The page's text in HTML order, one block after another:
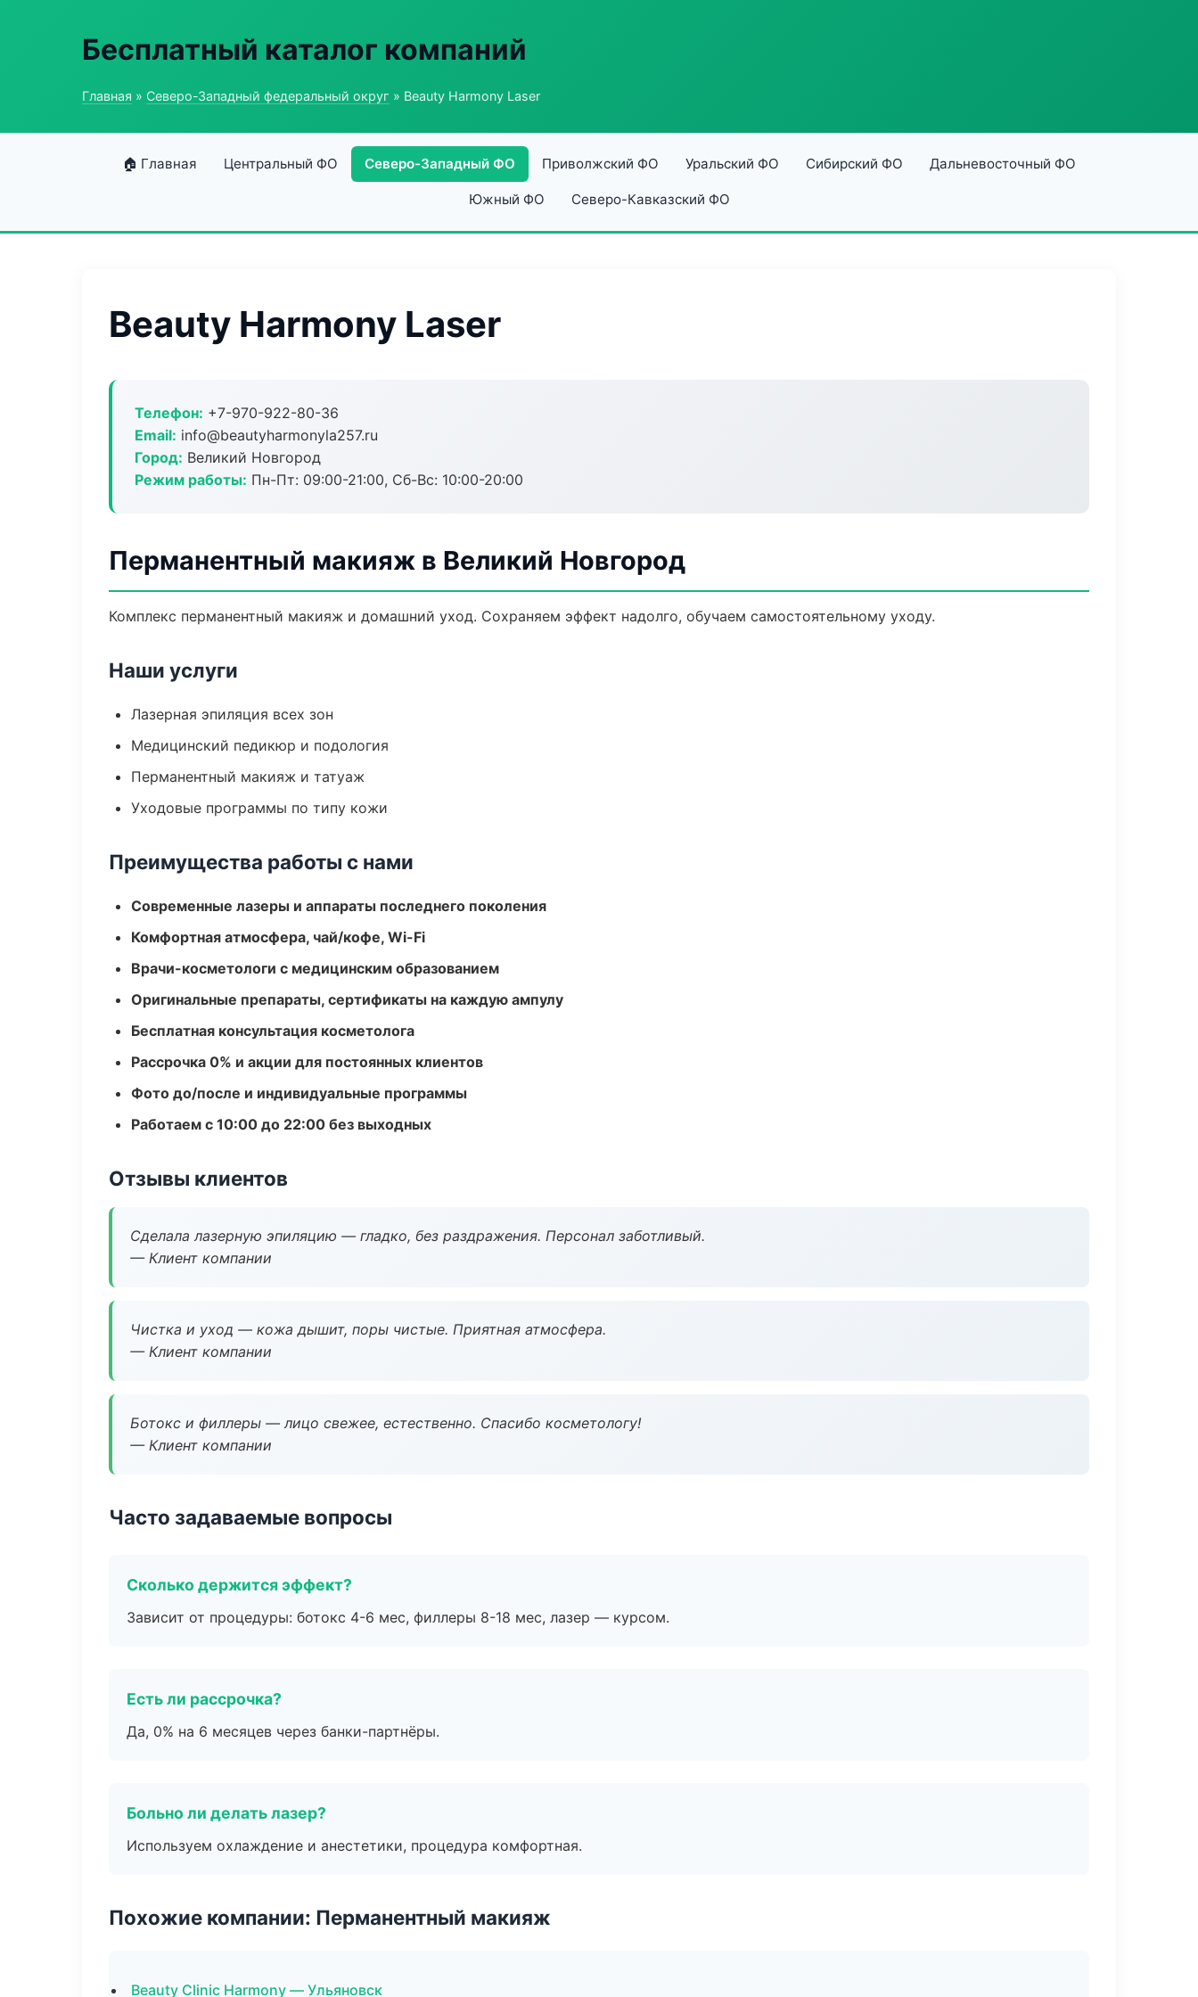
Бесплатный каталог компаний
Главная » Северо-Западный федеральный округ » Beauty Harmony Laser
🏠 Главная Центральный ФО Северо-Западный ФО Приволжский ФО Уральский ФО Сибирский ФО Дальневосточный ФО
Южный ФО Северо-Кавказский ФО
Beauty Harmony Laser
Телефон: +7-970-922-80-36
Email: info@beautyharmonyla257.ru
Город: Великий Новгород
Режим работы: Пн-Пт: 09:00-21:00, Сб-Вс: 10:00-20:00
Перманентный макияж в Великий Новгород
Комплекс перманентный макияж и домашний уход. Сохраняем эффект надолго, обучаем самостоятельному уходу.
Наши услуги
Лазерная эпиляция всех зон
Медицинский педикюр и подология
Перманентный макияж и татуаж
Уходовые программы по типу кожи
Преимущества работы с нами
Современные лазеры и аппараты последнего поколения
Комфортная атмосфера, чай/кофе, Wi-Fi
Врачи-косметологи с медицинским образованием
Оригинальные препараты, сертификаты на каждую ампулу
Бесплатная консультация косметолога
Рассрочка 0% и акции для постоянных клиентов
Фото до/после и индивидуальные программы
Работаем с 10:00 до 22:00 без выходных
Отзывы клиентов
Сделала лазерную эпиляцию — гладко, без раздражения. Персонал заботливый.
— Клиент компании
Чистка и уход — кожа дышит, поры чистые. Приятная атмосфера.
— Клиент компании
Ботокс и филлеры — лицо свежее, естественно. Спасибо косметологу!
— Клиент компании
Часто задаваемые вопросы
Сколько держится эффект?
Зависит от процедуры: ботокс 4-6 мес, филлеры 8-18 мес, лазер — курсом.
Есть ли рассрочка?
Да, 0% на 6 месяцев через банки-партнёры.
Больно ли делать лазер?
Используем охлаждение и анестетики, процедура комфортная.
Похожие компании: Перманентный макияж
Beauty Clinic Harmony — Ульяновск